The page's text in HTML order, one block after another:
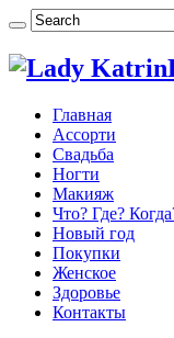
Главная
Ассорти
Свадьба
Ногти
Макияж
Что? Где?
Новый год
Покупки
Женское
Здоровье
Контакты